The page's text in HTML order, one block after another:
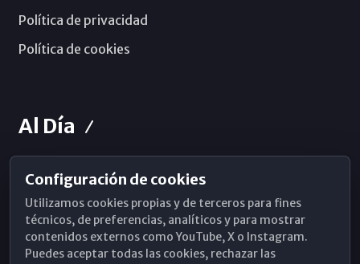
Política de privacidad
Política de cookies
Al Día
Horarios de Misa
Hemeroteca
WhatsApp
Configuración de cookies
Utilizamos cookies propias y de terceros para fines
técnicos, de preferencias, analíticos y para mostrar
contenidos externos como YouTube, X o Instagram.
Puedes aceptar todas las cookies, rechazar las